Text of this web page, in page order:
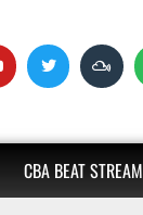
CBA BEAT STREAM